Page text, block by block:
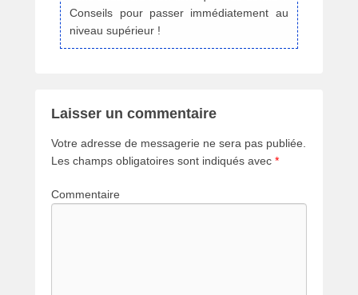
Conseils pour passer immédiatement au
niveau supérieur !
Laisser un commentaire
Votre adresse de messagerie ne sera pas publiée.
Les champs obligatoires sont indiqués avec *
Commentaire